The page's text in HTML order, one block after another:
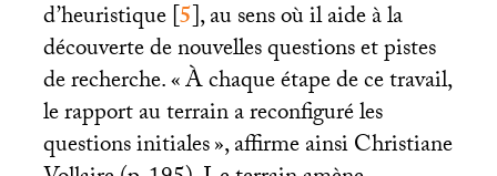
d’heuristique[5], au sens où il aide à la
découverte de nouvelles questions et pistes
de recherche. «À chaque étape de ce travail,
le rapport au terrain a reconfiguré les
questions initiales», affirme ainsi Christiane